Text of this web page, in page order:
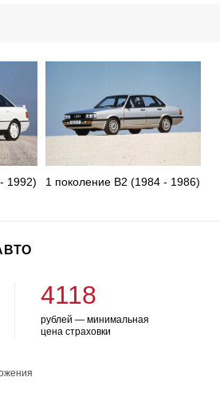
1992) 1 поколение B2 (1984 - 1986)
4118
рублей — минимальная
цена страховки